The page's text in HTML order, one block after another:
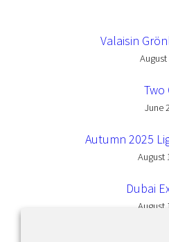
Valaisin
Two
June
Autumn 2025
August
Dubai
August